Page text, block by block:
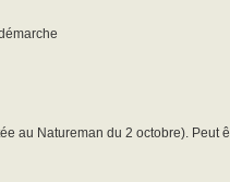
au Natureman du 2 octobre). Peut